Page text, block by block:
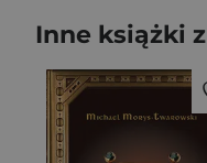
Inne książki